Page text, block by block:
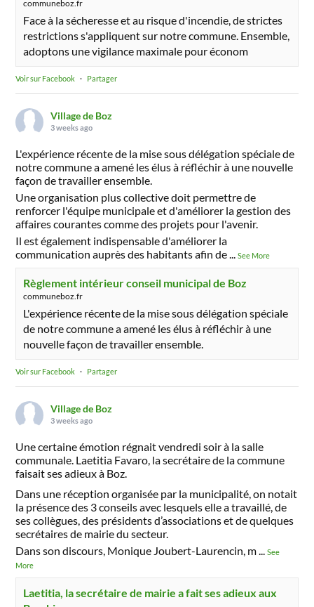
communeboz.fr
Face à la sécheresse et au risque d'incendie, de strictes
restrictions s'appliquent sur notre commune. Ensemble,
adoptons une vigilance maximale pour économ
Voir sur Facebook · Partager
Village de Boz
3 weeks ago
L'expérience récente de la mise sous délégation spéciale de
notre commune a amené les élus à réfléchir à une nouvelle
façon de travailler ensemble.
Une organisation plus collective doit permettre de
renforcer l'équipe municipale et d'améliorer la gestion des
affaires courantes comme des projets pour l'avenir.
Il est également indispensable d'améliorer la
communication auprès des habitants afin de...See More
Règlement intérieur conseil municipal de Boz
communeboz.fr
L'expérience récente de la mise sous délégation spéciale
de notre commune a amené les élus à réfléchir à une
nouvelle façon de travailler ensemble.
Voir sur Facebook · Partager
Village de Boz
3 weeks ago
Une certaine émotion régnait vendredi soir à la salle
communale. Laetitia Favaro, la secrétaire de la commune
faisait ses adieux à Boz.
Dans une réception organisée par la municipalité, on notait
la présence des 3 conseils avec lesquels elle a travaillé, de
ses collègues, des présidents d’associations et de quelques
secrétaires de mairie du secteur.
Dans son discours, Monique Joubert-Laurencin, m...See
More
Laetitia, la secrétaire de mairie a fait ses adieux aux